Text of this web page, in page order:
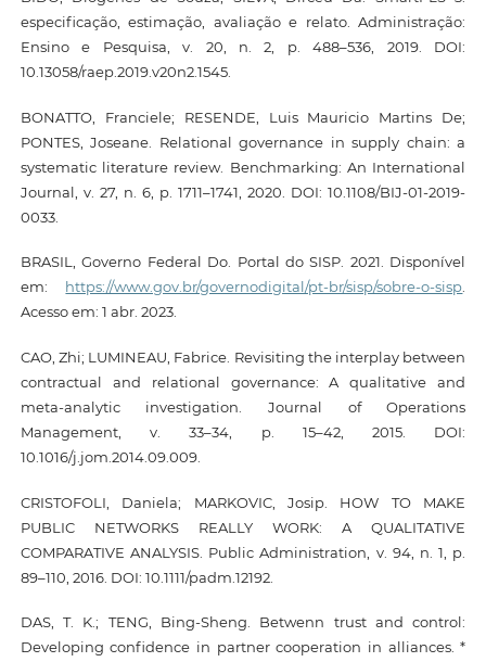
especificação, estimação, avaliação e relato. Administração:
Ensino e Pesquisa, v. 20, n. 2, p. 488–536, 2019. DOI:
10.13058/raep.2019.v20n2.1545.
BONATTO, Franciele; RESENDE, Luis Mauricio Martins De;
PONTES, Joseane. Relational governance in supply chain: a
systematic literature review. Benchmarking: An International
Journal, v. 27, n. 6, p. 1711–1741, 2020. DOI: 10.1108/BIJ-01-2019-
0033.
BRASIL, Governo Federal Do. Portal do SISP. 2021. Disponível
em: https://www.gov.br/governodigital/pt-br/sisp/sobre-o-sisp.
Acesso em: 1 abr. 2023.
CAO, Zhi; LUMINEAU, Fabrice. Revisiting the interplay between
contractual and relational governance: A qualitative and
meta-analytic investigation. Journal of Operations
Management, v. 33–34, p. 15–42, 2015. DOI:
10.1016/j.jom.2014.09.009.
CRISTOFOLI, Daniela; MARKOVIC, Josip. HOW TO MAKE
PUBLIC NETWORKS REALLY WORK: A QUALITATIVE
COMPARATIVE ANALYSIS. Public Administration, v. 94, n. 1, p.
89–110, 2016. DOI: 10.1111/padm.12192.
DAS, T. K.; TENG, Bing-Sheng. Betwenn trust and control:
Developing confidence in partner cooperation in alliances. *